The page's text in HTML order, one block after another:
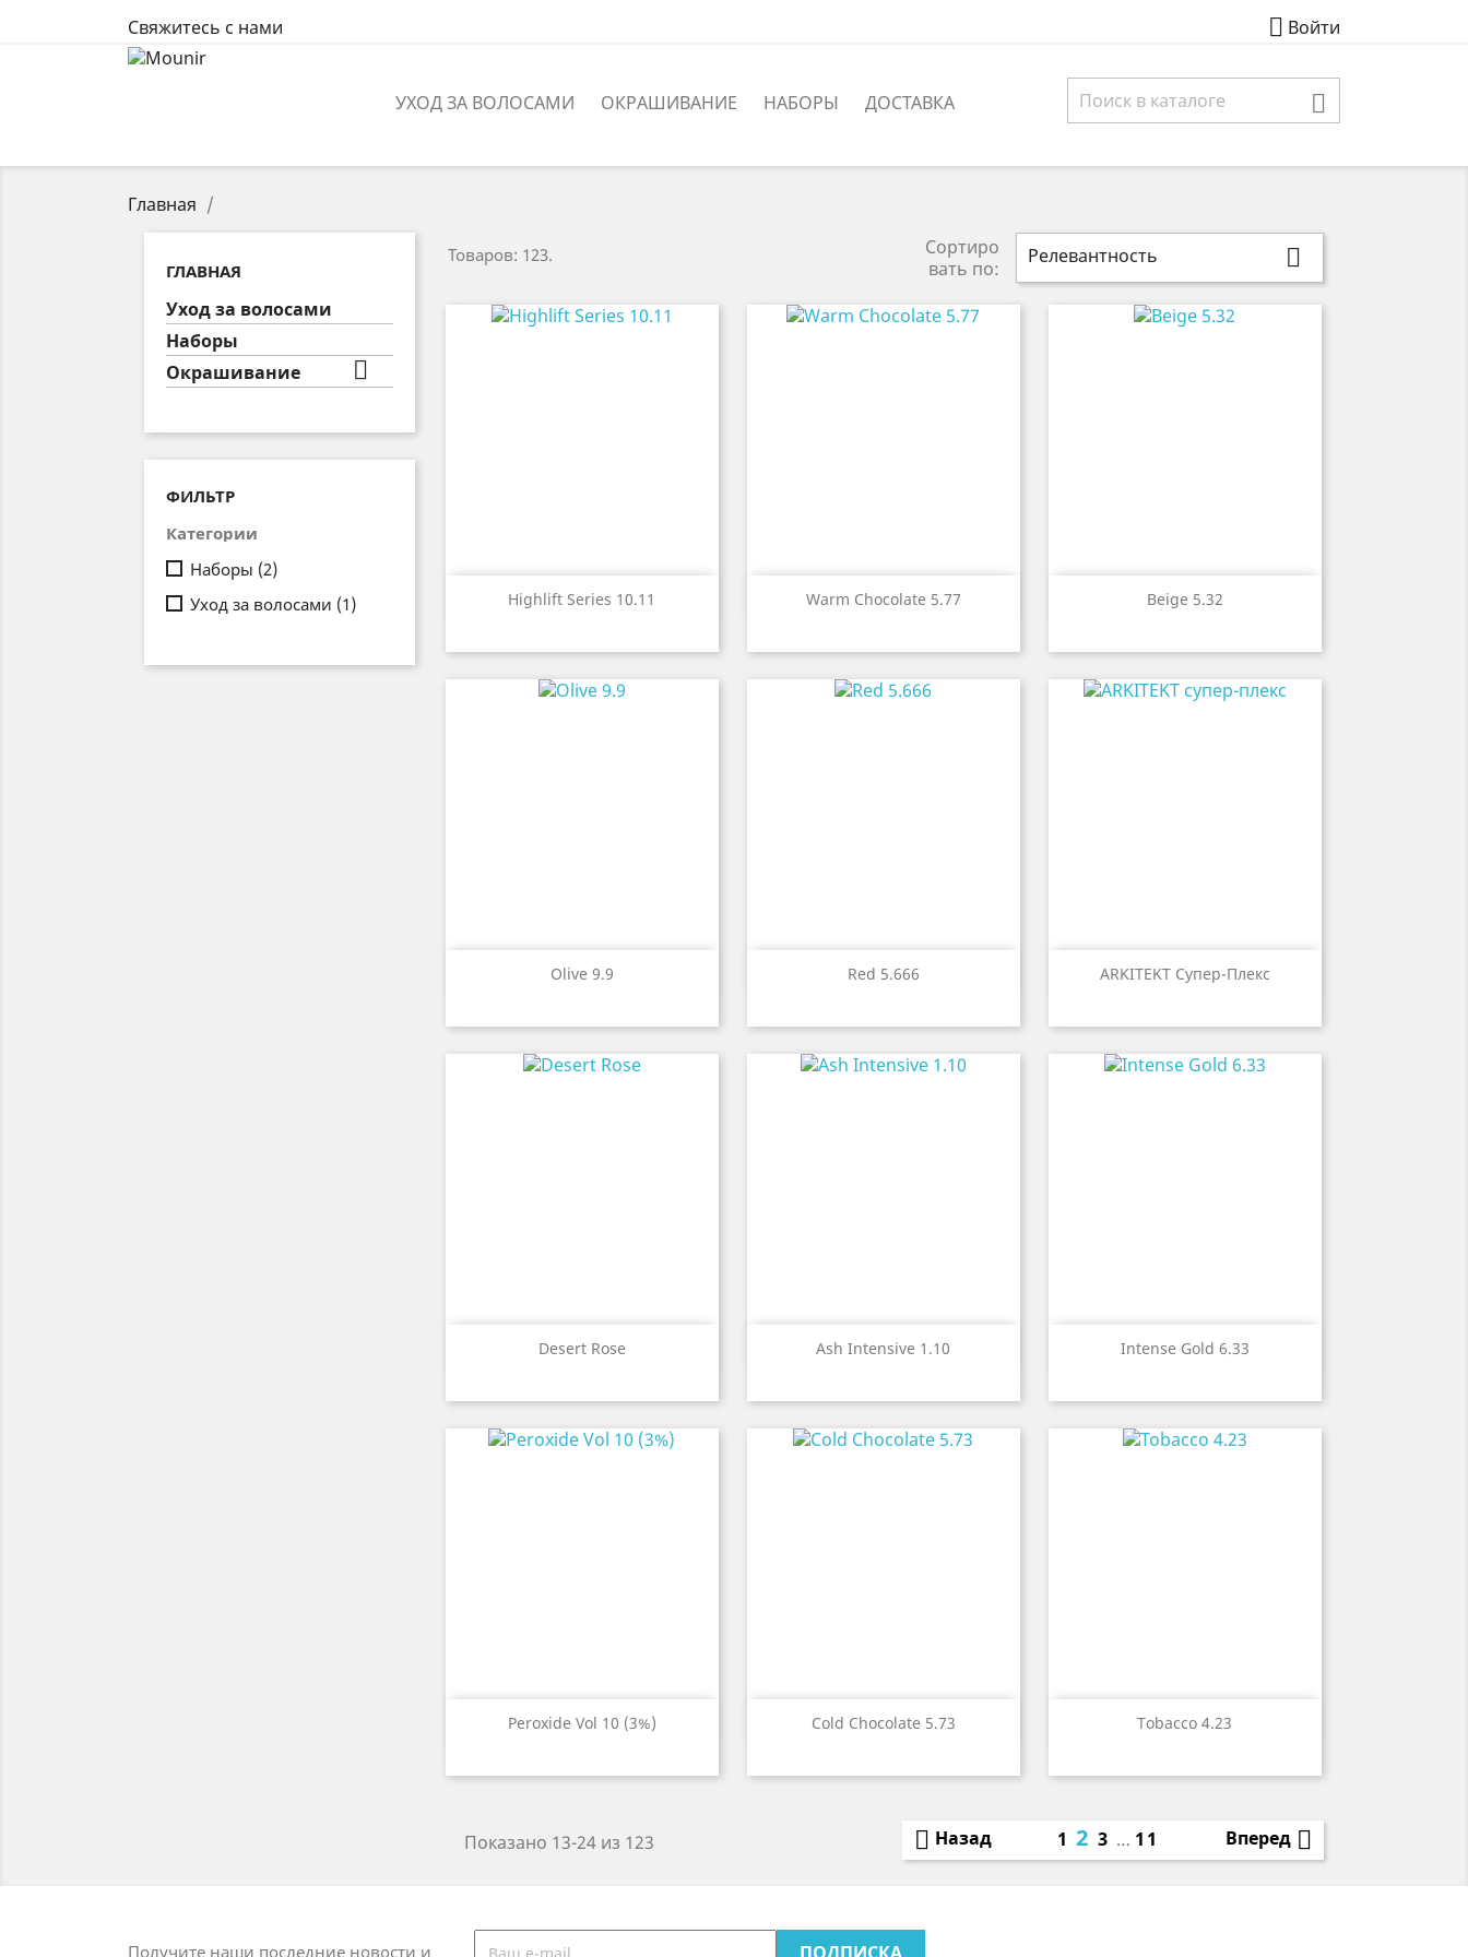
Свяжитесь с нами  Войти
УХОД ЗА ВОЛОСАМИ ОКРАШИВАНИЕ НАБОРЫ ДОСТАВКА 
Главная
ГЛАВНАЯ
Уход за волосами
Наборы
Окрашивание

ФИЛЬТР
Категории
Наборы (2)
Уход за волосами (1)
Товаров: 123.
Сортиро
вать по:
Релевантность 
Highlift Series 10.11
Быстрый просмотр Warm Chocolate 5.77
Быстрый просмотр Beige 5.32
Быстрый просмотр
Olive 9.9
Быстрый просмотр Red 5.666
Быстрый просмотр ARKITEKT Супер-Плекс
 Быстрый просмотр
Desert Rose
Быстрый просмотр Ash Intensive 1.10
Быстрый просмотр Intense Gold 6.33
Быстрый просмотр
Peroxide Vol 10 (3%)
Быстрый просмотр Cold Chocolate 5.73
Быстрый просмотр Tobacco 4.23
Быстрый просмотр
Показано 13-24 из 123  Назад 123 … 11 Вперед 
Получите наши последние новости и